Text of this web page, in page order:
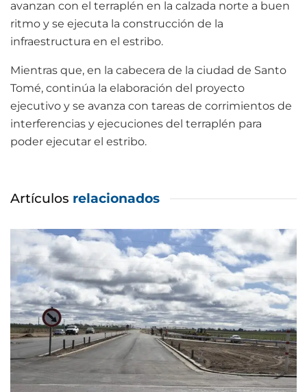
avanzan con el terraplén en la calzada norte a buen
ritmo y se ejecuta la construcción de la
infraestructura en el estribo.
Mientras que, en la cabecera de la ciudad de Santo
Tomé, continúa la elaboración del proyecto
ejecutivo y se avanza con tareas de corrimientos de
interferencias y ejecuciones del terraplén para
poder ejecutar el estribo.
Artículos relacionados